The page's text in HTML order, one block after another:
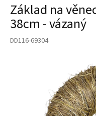
Základ na
38cm - vázaný
DD116-69304